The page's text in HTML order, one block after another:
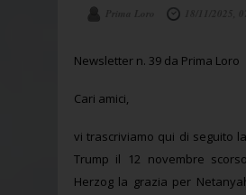
Newsletter n. 39 da Prima Loro
Cari amici,
vi trascriviamo qui di seguito
Trump il 12 novembre
Herzog la grazia per